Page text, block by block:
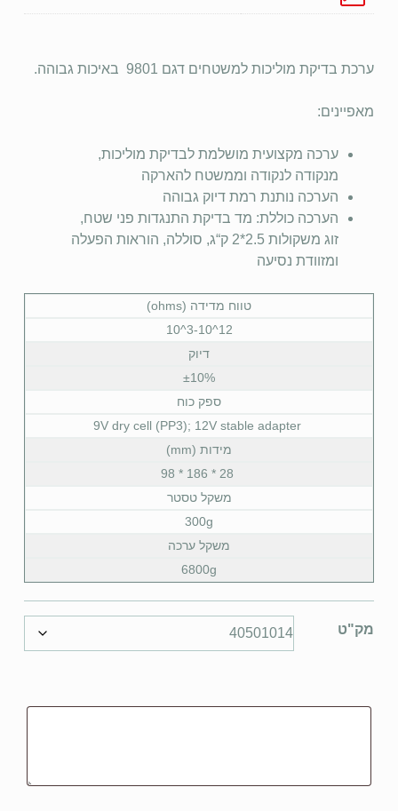
ערכת בדיקת מוליכות למשטחים דגם 9801 באיכות גבוהה.
מאפיינים:
ערכה מקצועית מושלמת לבדיקת מוליכות,
מנקודה לנקודה וממשטח להארקה
הערכה נותנת רמת דיוק גבוהה
הערכה כוללת: מד בדיקת התנגדות פני שטח,
זוג משקולות 2.5*2 ק“ג, סוללה, הוראות הפעלה
ומזוודת נסיעה
טווח מדידה (ohms)
12^3-10^10
דיוק
±10%
ספק כוח
מידות (mm)
משקל טסטר
300g
משקל ערכה
6800g
מק"ט